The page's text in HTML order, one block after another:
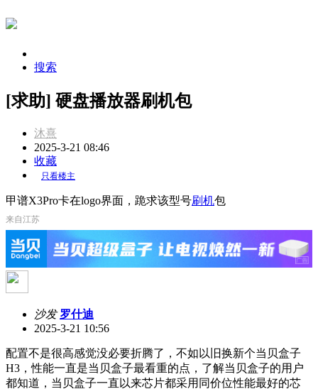
搜索
[求助] 硬盘播放器刷机包
沐熹
2025-3-21 08:46
收藏
只看楼主
甲谱X3Pro卡在logo界面，跪求该型号刷机包
来自江苏
沙发 罗什迪
2025-3-21 10:56
配置不是很高感觉没必要折腾了，不如以旧换新个当贝盒子
H3，性能一直是当贝盒子最看重的点，了解当贝盒子的用户
都知道，当贝盒子一直以来芯片都采用同价位性能最好的芯